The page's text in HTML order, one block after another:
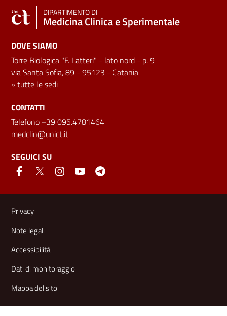
DIPARTIMENTO DI
Medicina Clinica e Sperimentale
DOVE SIAMO
Torre Biologica "F. Latteri" - lato nord - p. 9
via Santa Sofia, 89 - 95123 - Catania
»tutte le sedi
CONTATTI
Telefono +39 095.4781464
medclin@unict.it
SEGUICI SU
Link e informazioni utili
Privacy
Note legali
Accessibilità
Dati di monitoraggio
Mappa del sito